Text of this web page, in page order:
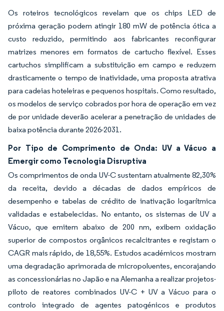
Os roteiros tecnológicos revelam que os chips LED de
próxima geração podem atingir 180 mW de potência ótica a
custo reduzido, permitindo aos fabricantes reconfigurar
matrizes menores em formatos de cartucho flexível. Esses
cartuchos simplificam a substituição em campo e reduzem
drasticamente o tempo de inatividade, uma proposta atrativa
para cadeias hoteleiras e pequenos hospitais. Como resultado,
os modelos de serviço cobrados por hora de operação em vez
de por unidade deverão acelerar a penetração de unidades de
baixa potência durante 2026-2031.
Por Tipo de Comprimento de Onda: UV a Vácuo a
Emergir como Tecnologia Disruptiva
Os comprimentos de onda UV-C sustentam atualmente 82,30%
da receita, devido a décadas de dados empíricos de
desempenho e tabelas de crédito de inativação logarítmica
validadas e estabelecidas. No entanto, os sistemas de UV a
Vácuo, que emitem abaixo de 200 nm, exibem oxidação
superior de compostos orgânicos recalcitrantes e registam o
CAGR mais rápido, de 18,55%. Estudos académicos mostram
uma degradação aprimorada de micropoluentes, encorajando
as concessionárias no Japão e na Alemanha a realizar projetos-
piloto de reatores combinados UV-C + UV a Vácuo para o
controlo integrado de agentes patogénicos e produtos